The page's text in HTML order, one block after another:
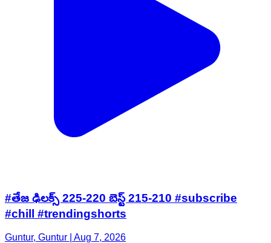
#తేజ ఢిలక్స్ 225-220 బెస్ట్ 215-210 #subscribe
#chill #trendingshorts
Guntur, Guntur | Aug 7, 2026